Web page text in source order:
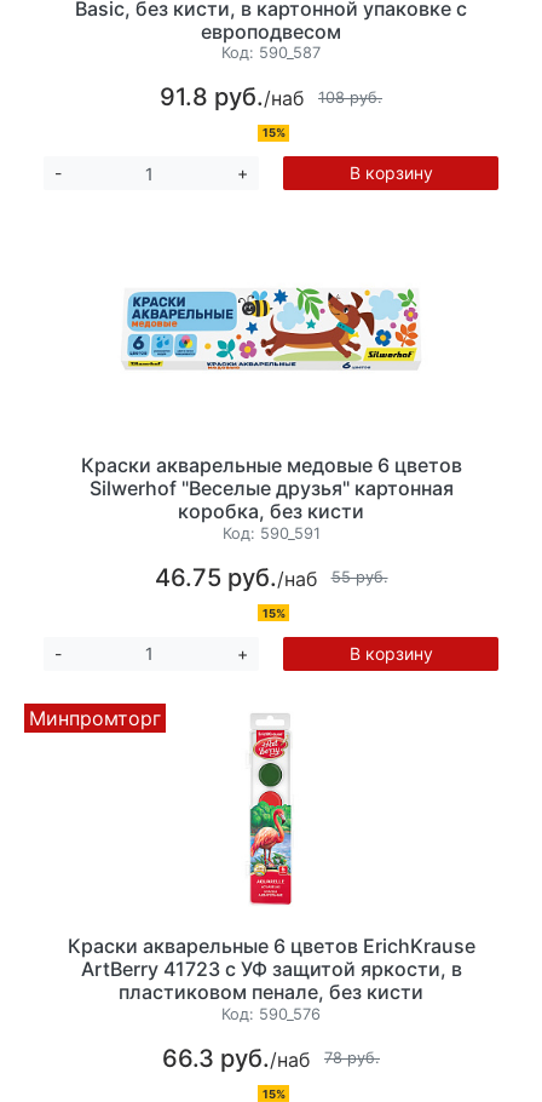
Basic, без кисти, в картонной упаковке с
европодвесом
Код: 590_587
91.8 руб./наб 108 руб.
15%
- + В корзину
Краски акварельные медовые 6 цветов
Silwerhof "Веселые друзья" картонная
коробка, без кисти
Код: 590_591
46.75 руб./наб 55 руб.
15%
- + В корзину
Минпромторг
Краски акварельные 6 цветов ErichKrause
ArtBerry 41723 с УФ защитой яркости, в
пластиковом пенале, без кисти
Код: 590_576
66.3 руб./наб 78 руб.
15%